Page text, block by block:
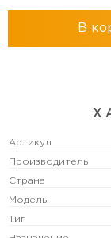
В
Артикул
Производитель
Страна
Модель
Тип